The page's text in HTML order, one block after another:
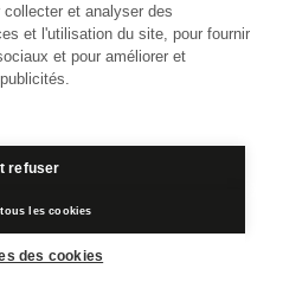
00850050261 © 2023
policy
et analyser des
et l'utilisation du site, pour fournir
et pour améliorer et
refuser
les cookies
des cookies